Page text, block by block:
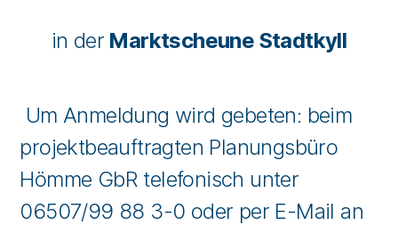
in der Marktscheune Stadtkyll
Um Anmeldung wird gebeten: beim
projektbeauftragten Planungsbüro
Hömme GbR telefonisch unter
06507/99 88 3-0 oder per E-Mail an